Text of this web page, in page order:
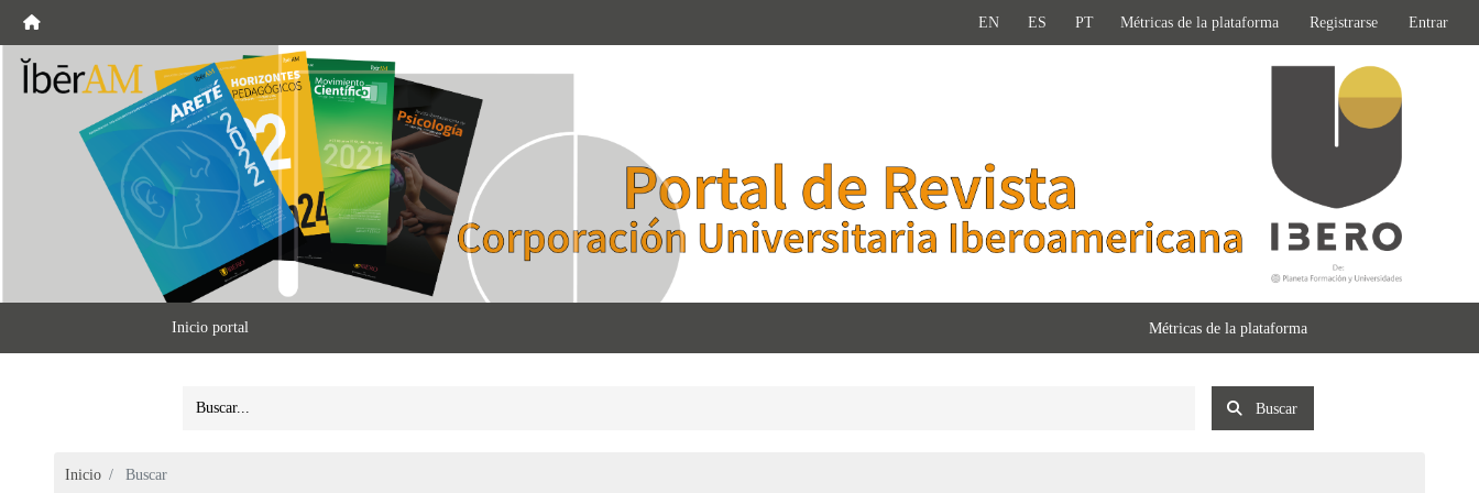
EN ES PT Métricas de la plataforma Registrarse Entrar
Inicio portal Métricas de la plataforma
Buscar
Inicio Buscar